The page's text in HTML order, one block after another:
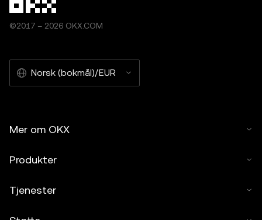
©2017 – 2026 OKX.COM
Norsk (bokmål)/EUR
Mer om OKX
Produkter
Tjenester